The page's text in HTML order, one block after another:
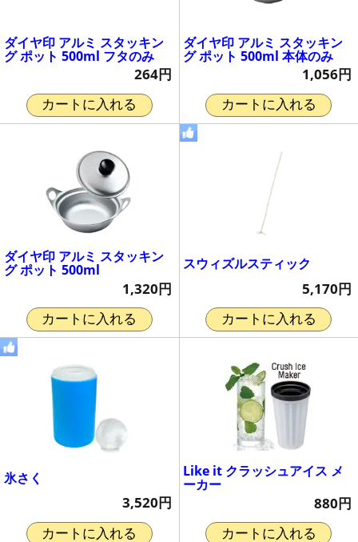
ダイヤ印 アルミ スタッキン
グ ポット 500ml フタのみ
264円
カートに入れる
ダイヤ印 アルミ スタッキン
グ ポット 500ml 本体のみ
1,056円
カートに入れる
ダイヤ印 アルミ スタッキン
グ ポット 500ml
1,320円
カートに入れる
スウィズルスティック
5,170円
カートに入れる
氷さく
3,520円
カートに入れる
Like it クラッシュアイス メ
ーカー
880円
カートに入れる